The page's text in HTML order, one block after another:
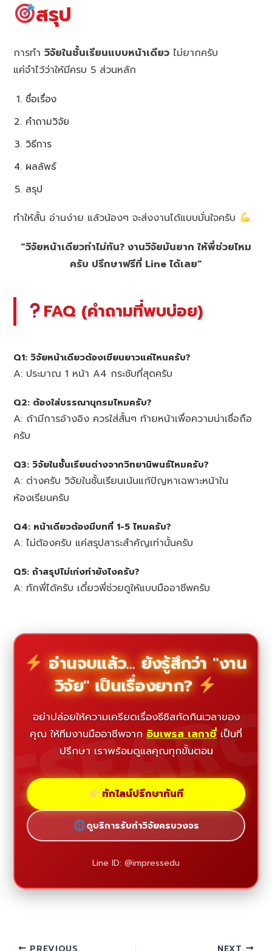
สรุป
การทำวิจัยในชั้นเรียนแบบหน้าเดียว ไม่ยากครับ
แค่จำไว้ว่าให้มีครบ 5 ส่วนหลัก
ชื่อเรื่อง
คำถามวิจัย
วิธีการ
ผลลัพธ์
สรุป
ทำให้สั้น อ่านง่าย แล้วน้องๆ จะส่งงานได้แบบมั่นใจครับ
“วิจัยหน้าเดียวทำไม่ทัน? งานวิจัยมันยาก ให้พี่ช่วยไหม
ครับ ปรึกษาฟรีที่ Line ได้เลย”
FAQ (คำถามที่พบบ่อย)
Q1: วิจัยหน้าเดียวต้องเขียนยาวแค่ไหนครับ?
A: ประมาณ 1 หน้า A4 กระชับที่สุดครับ
Q2: ต้องใส่บรรณานุกรมไหมครับ?
A: ถ้ามีการอ้างอิง ควรใส่สั้นๆ ท้ายหน้าเพื่อความน่าเชื่อถือ
ครับ
Q3: วิจัยในชั้นเรียนต่างจากวิทยานิพนธ์ไหมครับ?
A: ต่างครับ วิจัยในชั้นเรียนเน้นแก้ปัญหาเฉพาะหน้าใน
ห้องเรียนครับ
Q4: หน้าเดียวต้องมีบทที่ 1-5 ไหมครับ?
A: ไม่ต้องครับ แค่สรุปสาระสำคัญเท่านั้นครับ
Q5: ถ้าสรุปไม่เก่งทำยังไงครับ?
A: ทักพี่ได้ครับ เดี๋ยวพี่ช่วยดูให้แบบมืออาชีพครับ
อ่านจบแล้ว... ยังรู้สึกว่า "งาน
วิจัย" เป็นเรื่องยาก?
อย่าปล่อยให้ความเครียดเรื่องธีซิสกัดกินเวลาของ
คุณ ให้ทีมงานมืออาชีพจาก อิมเพรส เลกาซี่ เป็นที่
ปรึกษา เราพร้อมดูแลคุณทุกขั้นตอน
ทักไลน์ปรึกษาทันที
ดูบริการรับทำวิจัยครบวงจร
Line ID: @impressedu
PREVIOUS NEXT